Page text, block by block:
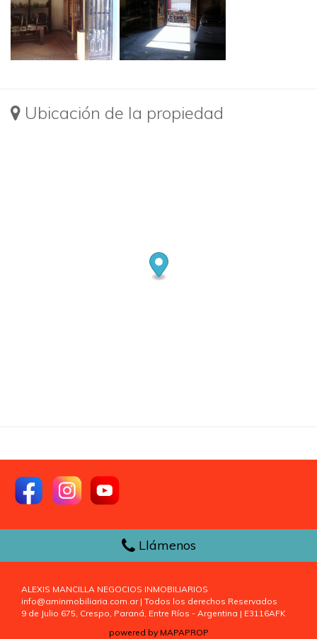
Ubicación de la propiedad
Llámenos
ALEXIS MANCILLA NEGOCIOS INMOBILIARIOS
info@aminmobiliaria.com.ar | Todos los derechos Reservados
9 de Julio 675, Crespo, Paraná, Entre Ríos - Argentina | E3116AFK
powered by MAPAPROP